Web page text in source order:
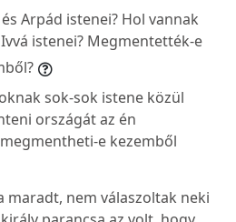
Arpád istenei? Hol vannak
istenei? Megmentették-e
sok-sok istene közül
országát az én
e kezemből
maradt, nem válaszoltak neki